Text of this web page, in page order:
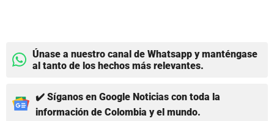
Únase a nuestro canal de Whatsapp y manténgase
al tanto de los hechos más relevantes.
✔️ Síganos en Google Noticias con toda la
información de Colombia y el mundo.